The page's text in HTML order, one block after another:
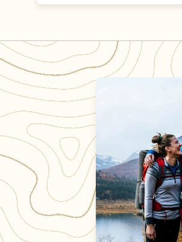
Dagsturer fra Sota